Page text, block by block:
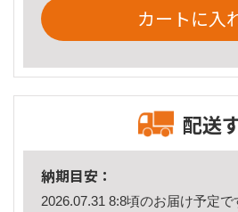
カートに入
配送
納期目安：
2026.07.31 8:8頃のお届け予定で